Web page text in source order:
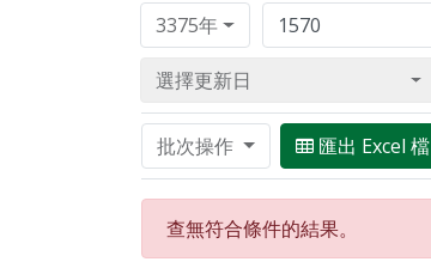
3375年
選擇更新日
批次操作 匯出 Excel 檔
查無符合條件的結果。